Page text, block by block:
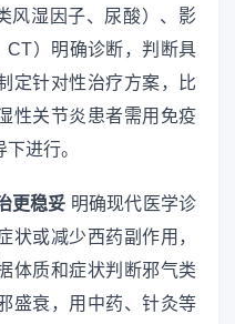
风湿因子、尿酸）、影
CT）明确诊断，判断具
定针对性治疗方案，比
性关节炎患者需用免疫
进行。
更稳妥 明确现代医学诊
状或减少西药副作用，
体质和症状判断邪气类
盛衰，用中药、针灸等